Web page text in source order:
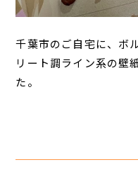
千葉市のご自宅に、ボ
リート調ライン系の壁
た。